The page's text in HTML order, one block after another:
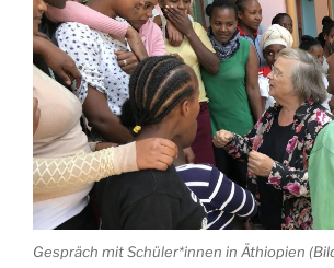
Gespräch mit Schüler*innen in Äthiopien